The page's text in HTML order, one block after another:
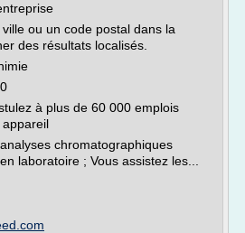
ou un code postal dans la
des résultats localisés.
à plus de 60 000 emplois
chromatographiques
laboratoire ; Vous assistez les...